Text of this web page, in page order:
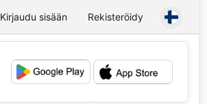
Kirjaudu sisään Rekisteröidy
💕